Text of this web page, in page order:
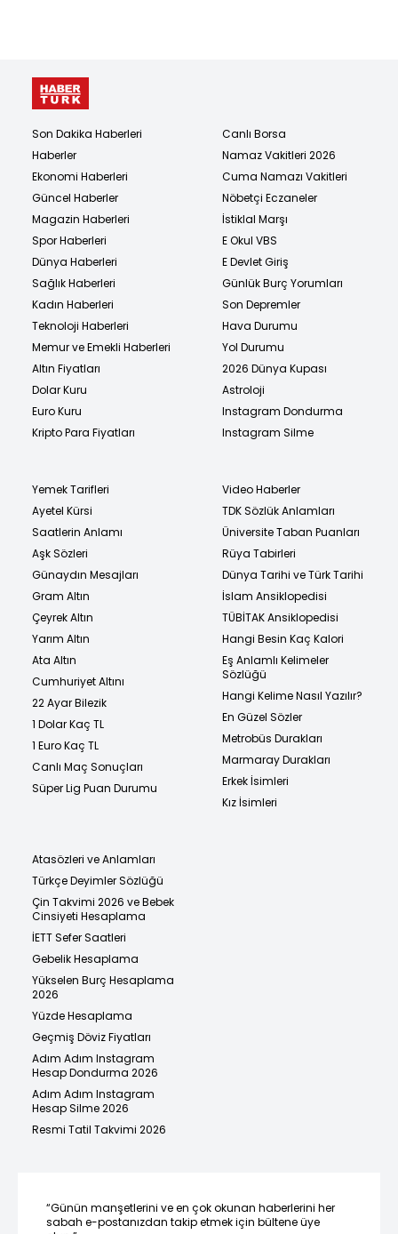
Son Dakika Haberleri
Haberler
Ekonomi Haberleri
Güncel Haberler
Magazin Haberleri
Spor Haberleri
Dünya Haberleri
Sağlık Haberleri
Kadın Haberleri
Teknoloji Haberleri
Memur ve Emekli Haberleri
Altın Fiyatları
Dolar Kuru
Euro Kuru
Kripto Para Fiyatları
Canlı Borsa
Namaz Vakitleri 2026
Cuma Namazı Vakitleri
Nöbetçi Eczaneler
İstiklal Marşı
E Okul VBS
E Devlet Giriş
Günlük Burç Yorumları
Son Depremler
Hava Durumu
Yol Durumu
2026 Dünya Kupası
Astroloji
Instagram Dondurma
Instagram Silme
Yemek Tarifleri
Ayetel Kürsi
Saatlerin Anlamı
Aşk Sözleri
Günaydın Mesajları
Gram Altın
Çeyrek Altın
Yarım Altın
Ata Altın
Cumhuriyet Altını
22 Ayar Bilezik
1 Dolar Kaç TL
1 Euro Kaç TL
Canlı Maç Sonuçları
Süper Lig Puan Durumu
Video Haberler
TDK Sözlük Anlamları
Üniversite Taban Puanları
Rüya Tabirleri
Dünya Tarihi ve Türk Tarihi
İslam Ansiklopedisi
TÜBİTAK Ansiklopedisi
Hangi Besin Kaç Kalori
Eş Anlamlı Kelimeler
Sözlüğü
Hangi Kelime Nasıl Yazılır?
En Güzel Sözler
Metrobüs Durakları
Marmaray Durakları
Erkek İsimleri
Kız İsimleri
Atasözleri ve Anlamları
Türkçe Deyimler Sözlüğü
Çin Takvimi 2026 ve Bebek
Cinsiyeti Hesaplama
İETT Sefer Saatleri
Gebelik Hesaplama
Yükselen Burç Hesaplama
2026
Yüzde Hesaplama
Geçmiş Döviz Fiyatları
Adım Adım Instagram
Hesap Dondurma 2026
Adım Adım Instagram
Hesap Silme 2026
Resmi Tatil Takvimi 2026
“Günün manşetlerini ve en çok okunan haberlerini her
sabah e-postanızdan takip etmek için bültene üye